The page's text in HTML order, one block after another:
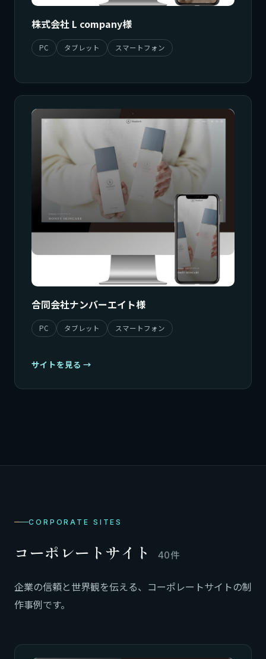
株式会社 L company様
PC タブレット スマートフォン
合同会社ナンバーエイト様
PC タブレット スマートフォン
サイトを見る
CORPORATE SITES
コーポレートサイト 40件
企業の信頼と世界観を伝える、コーポレートサイトの制
作事例です。